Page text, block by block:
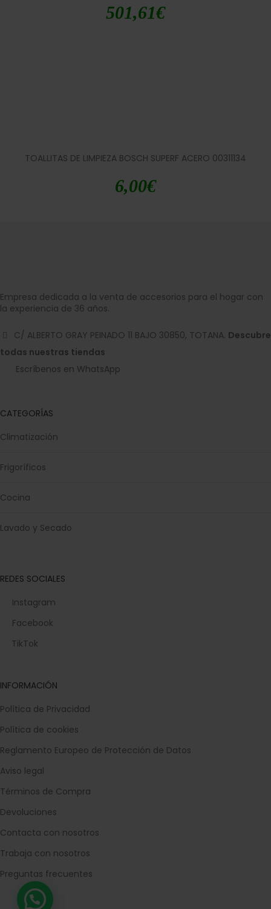
501,61€
TOALLITAS DE LIMPIEZA BOSCH SUPERF ACERO 00311134
6,00€
Empresa dedicada a la venta de accesorios para el hogar con
la experiencia de 36 años.
C/ ALBERTO GRAY PEINADO 11 BAJO 30850, TOTANA. Descubre
todas nuestras tiendas
Escríbenos en WhatsApp
CATEGORÍAS
Climatización
Frigoríficos
Cocina
Lavado y Secado
REDES SOCIALES
Instagram
Facebook
TikTok
INFORMACIÓN
Política de Privacidad
Política de cookies
Reglamento Europeo de Protección de Datos
Aviso legal
Términos de Compra
Devoluciones
Contacta con nosotros
Trabaja con nosotros
Preguntas frecuentes